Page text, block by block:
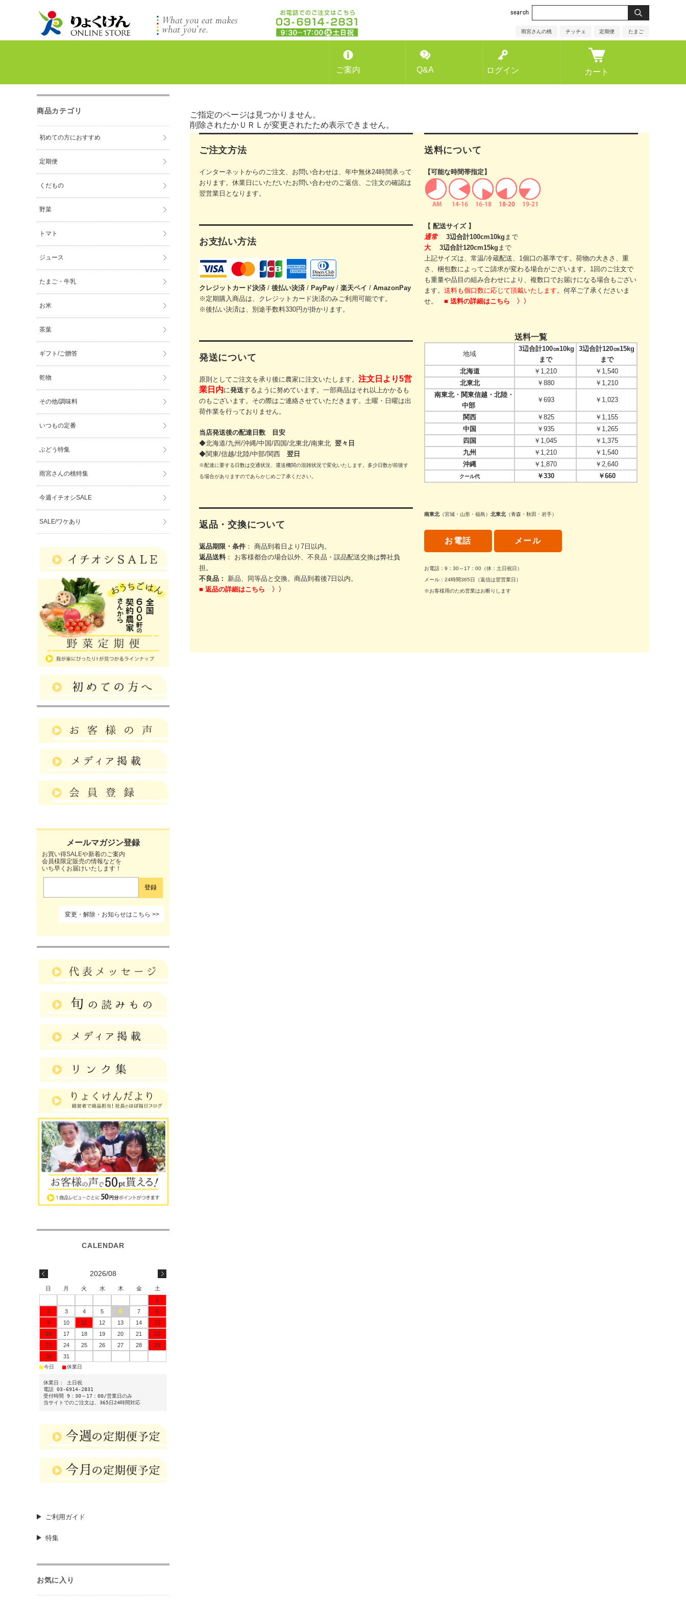
雨宮さんの桃 チッチェ 定期便 たまご
ご案内 Q&A ログイン カート
ご指定のページは見つかりません。
削除されたかＵＲＬが変更されたため表示できません。
ご注文方法
インターネットからのご注文、お問い合わせは、年中無休24時間承って
おります。休業日にいただいたお問い合わせのご返信、ご注文の確認は
翌営業日となります。
お支払い方法
クレジットカード決済 / 後払い決済 / PayPay / 楽天ペイ / AmazonPay
※定期購入商品は、クレジットカード決済のみご利用可能です。
※後払い決済は、別途手数料330円が掛かります。
発送について
原則としてご注文を承り後に農家に注文いたします。 注文日より5営
業日内に発送するように努めています。一部商品はそれ以上かかるも
のもございます。その際はご連絡させていただきます。 土曜・日曜は出
荷作業を行っておりません。
当店発送後の配達日数 目安
◆北海道/九州/沖縄/中国/四国/北東北/南東北 翌々日
◆関東/信越/北陸/中部/関西 翌日
※配達に要する日数は交通状況、運送機関の混雑状況で変化いたします。多少日数が前後す
る場合がありますのであらかじめご了承ください。
返品・交換について
返品期限・条件 ： 商品到着日より7日以内。
返品送料： お客様都合の場合以外、不良品・誤品配送交換は弊社負
担。
不良品：
新品、同等品と交換。商品到着後7日以内。
■ 返品の詳細はこちら 〉〉
送料について
【可能な時間帯指定】
【 配送サイズ 】
通常
3辺合計100cm10kg まで
大
3辺合計120cm15kg まで
上記サイズは、常温/冷蔵配送、1個口の基準です。 荷物の大きさ、重
さ、梱包数によってご請求が変わる場合がございます。 1回のご注文で
も重量や品目の組み合わせにより、 複数口でお届けになる場合もござい
ます。 送料も個口数に応じて頂戴いたします。 何卒ご了承くださいま
せ。 ■ 送料の詳細はこちら 〉〉
送料一覧
地域
3辺合計100㎝10kg
まで
3辺合計120㎝15kg
まで
北海道
￥1,210
￥1,540
北東北
￥880
￥1,210
南東北・関東信越・北陸・
中部
￥693 ￥1,023
関西 ￥825
￥1,155
中国
￥935
￥1,265
四国
￥1,045
￥1,375
九州
￥1,210
￥1,540
沖縄
￥1,870 ￥2,640
クール代 ￥330 ￥660
南東北（宮城・山形・福島） 北東北（青森・秋田・岩手）
お電話 メール
お電話：9：30～17：00（休：土日祝日）
メール：24時間365日（返信は翌営業日）
※お客様用のため営業はお断りします
商品カテゴリ
初めての方におすすめ
定期便
くだもの
野菜
トマト
ジュース
たまご・牛乳
お米
茶葉
ギフト/ご贈答
乾物
その他/調味料
いつもの定番
ぶどう特集
雨宮さんの桃特集
今週イチオシSALE
SALE/ワケあり
お買い得SALEや新着のご案内
会員様限定販売の情報などを
いち早くお届けいたします！
変更・解除・お知らせはこちら
2026/08
日 月 火 水 木 金
土
1
2
3 4 5 6 7
8
9
10 11 12 13 14
15
16
17 18 19 20 21
22
23
24 25 26 27 28
29
30
31
■今日 ■休業日
休業日： 土日祝
電話 03-6914-2831
受付時間 9：30～17：00/営業日のみ
当サイトでのご注文は、365日24時間対応
ご利用ガイド
特集
お気に入り